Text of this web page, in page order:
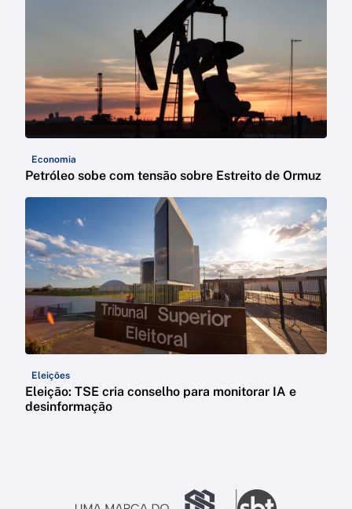
Economia
Petróleo sobe com tensão sobre Estreito de Ormuz
Eleições
Eleição: TSE cria conselho para monitorar IA e
desinformação